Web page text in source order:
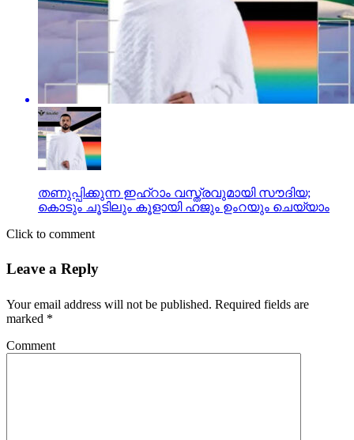
തണുപ്പിക്കുന്ന ഇഹ്റാം വസ്ത്രവുമായി സൗദിയ;
കൊടും ചൂടിലും കൂളായി ഹജും ഉംറയും ചെയ്യാം
Click to comment
Leave a Reply
Your email address will not be published. Required fields are
marked *
Comment